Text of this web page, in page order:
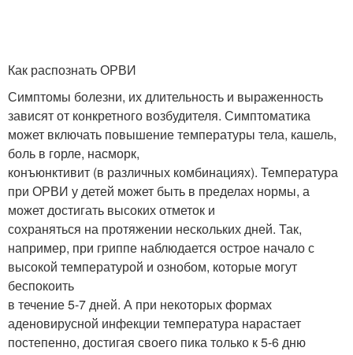
Как распознать ОРВИ
Симптомы болезни, их длительность и выраженность
зависят от конкретного возбудителя. Симптоматика
может включать повышение температуры тела, кашель,
боль в горле, насморк,
конъюнктивит (в различных комбинациях). Температура
при ОРВИ у детей может быть в пределах нормы, а
может достигать высоких отметок и
сохраняться на протяжении нескольких дней. Так,
например, при гриппе наблюдается острое начало с
высокой температурой и ознобом, которые могут
беспокоить
в течение 5-7 дней. А при некоторых формах
аденовирусной инфекции температура нарастает
постепенно, достигая своего пика только к 5-6 дню